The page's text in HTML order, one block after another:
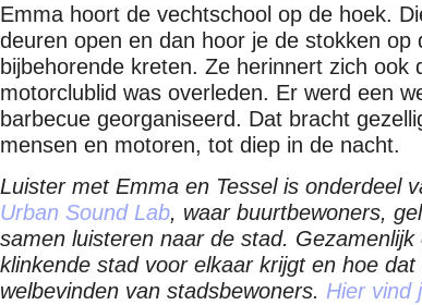
Emma hoort de vechtschool op de hoek.
deuren open en dan hoor je de stokken op
bijbehorende kreten. Ze herinnert zich ook
motorclublid was overleden. Er werd een
barbecue georganiseerd. Dat bracht
mensen en motoren, tot diep in de nacht.
Luister met Emma en Tessel is onderdeel
Urban Sound Lab, waar buurtbewoners,
samen luisteren naar de stad.
klinkende stad voor elkaar krijgt en hoe
welbevinden van stadsbewoners. Hier vind